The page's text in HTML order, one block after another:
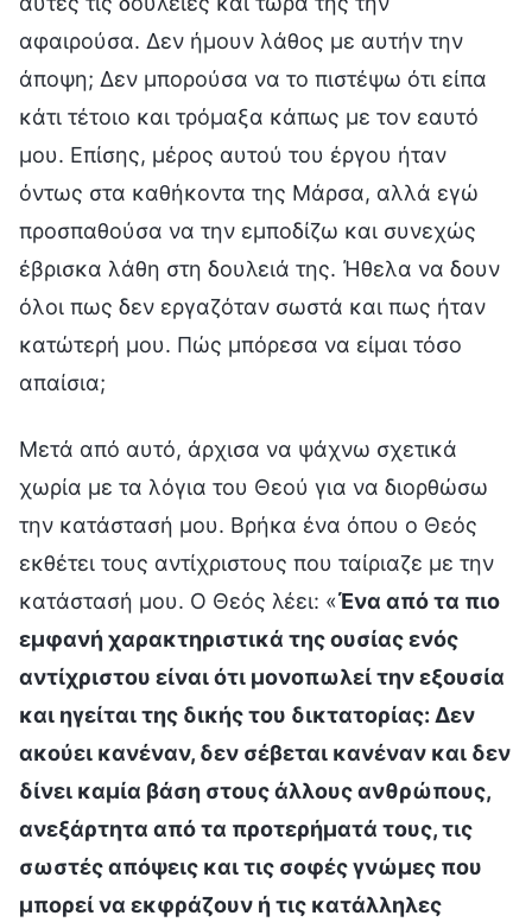
αφαιρούσα. Δεν ήμουν λάθος με αυτήν την
άποψη; Δεν μπορούσα να το πιστέψω ότι είπα
κάτι τέτοιο και τρόμαξα κάπως με τον εαυτό
μου. Επίσης, μέρος αυτού του έργου ήταν
όντως στα καθήκοντα της Μάρσα, αλλά εγώ
προσπαθούσα να την εμποδίζω και συνεχώς
έβρισκα λάθη στη δουλειά της. Ήθελα να δουν
όλοι πως δεν εργαζόταν σωστά και πως ήταν
κατώτερή μου. Πώς μπόρεσα να είμαι τόσο
απαίσια;
Μετά από αυτό, άρχισα να ψάχνω σχετικά
χωρία με τα λόγια του Θεού για να διορθώσω
την κατάστασή μου. Βρήκα ένα όπου ο Θεός
εκθέτει τους αντίχριστους που ταίριαζε με την
κατάστασή μου. Ο Θεός λέει: «Ένα από τα πιο
εμφανή χαρακτηριστικά της ουσίας ενός
αντίχριστου είναι ότι μονοπωλεί την εξουσία
και ηγείται της δικής του δικτατορίας: Δεν
ακούει κανέναν, δεν σέβεται κανέναν και δεν
δίνει καμία βάση στους άλλους ανθρώπους,
ανεξάρτητα από τα προτερήματά τους, τις
σωστές απόψεις και τις σοφές γνώμες που
μπορεί να εκφράζουν ή τις κατάλληλες